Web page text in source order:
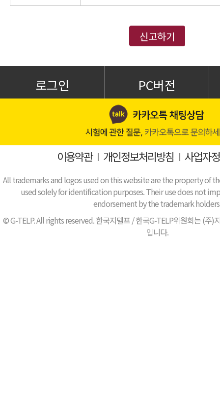
신고하기
로그인 PC버전
이용약관I 개인정보처리방침 I 사업자
All trademarks and logos used on this website are the property of
used solely for identification purposes. Their use does not
endorsement by the trademark
© G-TELP. All rights reserved. 한국지텔프 / 한국G-TELP위원회는 (주)
입니다.